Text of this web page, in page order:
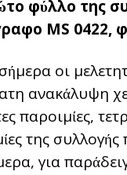
φύλλο της
MS 0422,
οι
ανακάλυψη
παροιμίες,
της
για